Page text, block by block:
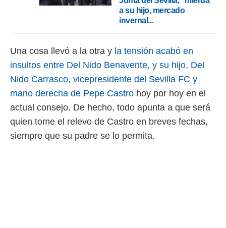
crear un
uso de
medir el
de la
el
a su hijo, mercado
invernal...
Una cosa llevó a la otra y la tensión acabó en
insultos entre Del Nido Benavente, y su hijo, Del
Nido Carrasco, vicepresidente del Sevilla FC y
mano derecha de Pepe Castro hoy por hoy en el
actual consejo. De hecho, todo apunta a que será
quien tome el relevo de Castro en breves fechas,
siempre que su padre se lo permita.